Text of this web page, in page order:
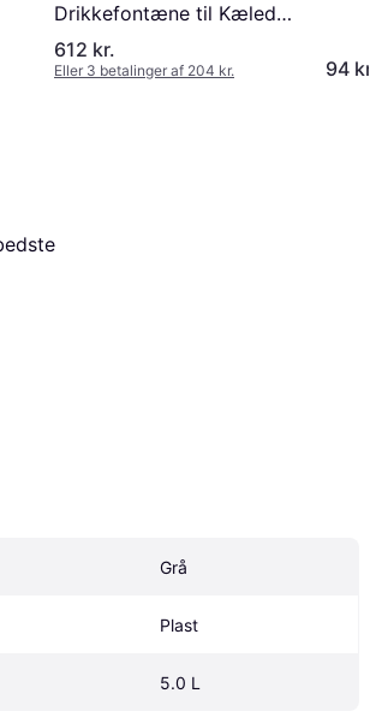
Drikkefontæne til Kæledyr
1.9L
612 kr.
Eller 3 betalinger af 204 kr. 94 kr.
Grå
Plast
5.0 L